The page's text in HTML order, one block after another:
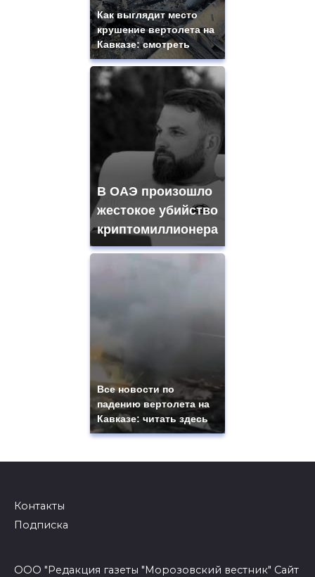
Как выглядит место
крушение вертолета на
Кавказе: смотреть
В ОАЭ произошло
жестокое убийство
криптомиллионера
Все новости по
падению вертолета на
Кавказе: читать здесь
Контакты
Подписка
ООО "Редакция газеты "Морозовский вестник" Сайт